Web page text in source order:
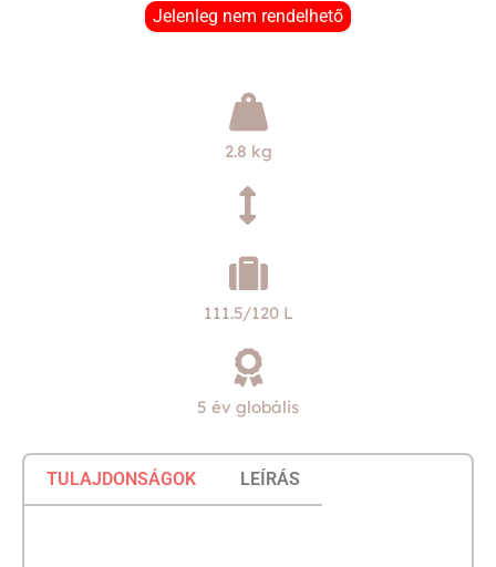
Jelenleg nem rendelhető
2.8 kg
111.5/120 L
5 év globális
TULAJDONSÁGOK LEÍRÁS